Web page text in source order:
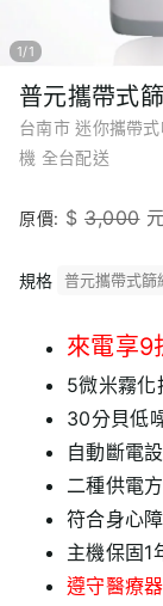
1/1
普元攜帶式
台南市 迷你攜帶
機 全台配送
原價: $ 3,000
規格 普元攜帶式篩
來電享9
5微米霧化
30分貝低
自動斷電
二種供電
符合身心
主機保固1
遵守醫療